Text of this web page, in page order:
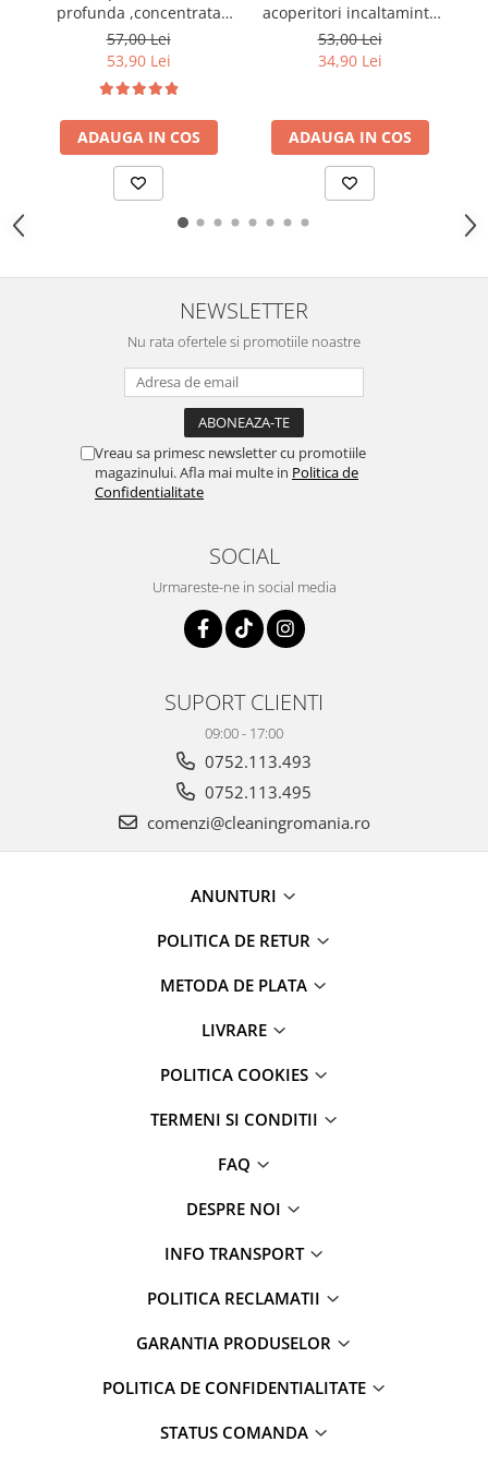
profunda ,concentrata
,cu amoniac Pin, 5L
57,00 Lei
53,90 Lei
ADAUGA IN COS
acoperitori incaltaminte
pentru dispenser
53,00 Lei
34,90 Lei
ADAUGA IN COS
NEWSLETTER
Nu rata ofertele si promotiile noastre
Vreau sa primesc newsletter cu promotiile
magazinului. Afla mai multe in Politica de
Confidentialitate
SOCIAL
Urmareste-ne in social media
SUPORT CLIENTI
09:00 - 17:00
0752.113.493
0752.113.495
comenzi@cleaningromania.ro
ANUNTURI
POLITICA DE RETUR
METODA DE PLATA
LIVRARE
POLITICA COOKIES
TERMENI SI CONDITII
FAQ
DESPRE NOI
INFO TRANSPORT
POLITICA RECLAMATII
GARANTIA PRODUSELOR
POLITICA DE CONFIDENTIALITATE
STATUS COMANDA